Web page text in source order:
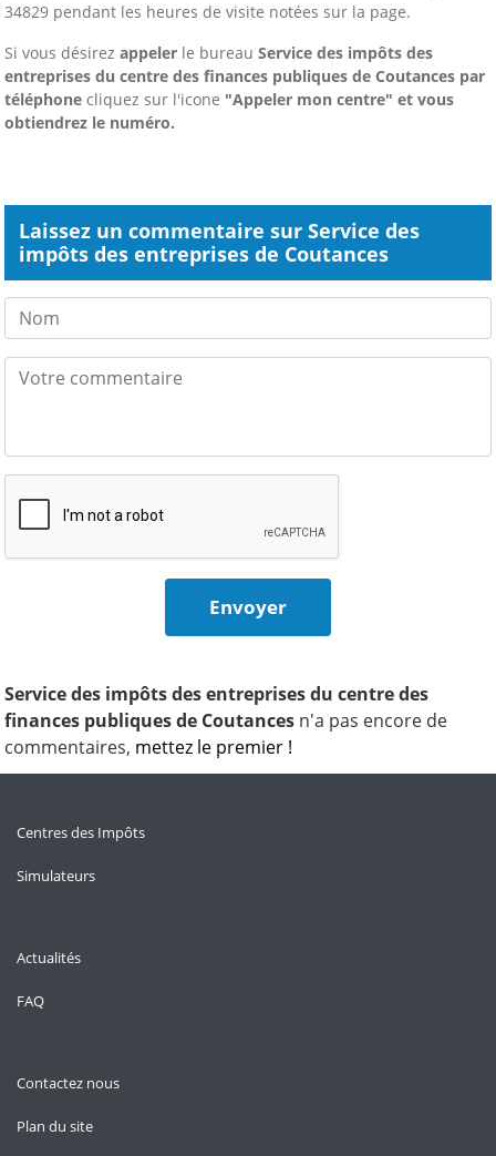
34829 pendant les heures de visite notées sur la page.
Si vous désirez appeler le bureau Service des impôts des
entreprises du centre des finances publiques de Coutances par
téléphone cliquez sur l'icone "Appeler mon centre" et vous
obtiendrez le numéro.
Laissez un commentaire sur Service des
impôts des entreprises de Coutances
Service des impôts des entreprises du centre des
finances publiques de Coutances n'a pas encore de
commentaires, mettez le premier !
Centres des Impôts
Simulateurs
Actualités
FAQ
Contactez nous
Plan du site